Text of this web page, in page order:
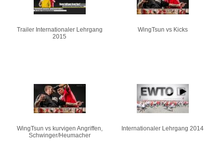
Trailer Internationaler Lehrgang
2015
WingTsun vs Kicks
WingTsun vs kurvigen Angriffen,
Schwinger/Heumacher
Internationaler Lehrgang 2014